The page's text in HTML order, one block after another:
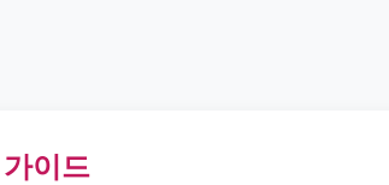
이드